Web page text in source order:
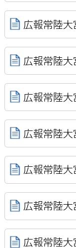
広報常陸
広報常陸
広報常陸
広報常陸
広報常陸
広報常陸
広報常陸